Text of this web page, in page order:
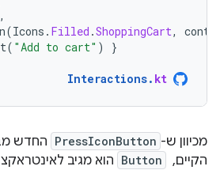
(Icons . Filled .ShoppingCart,
( "Add to cart" )
}
Interactions. kt
מכיוון ש- PressIconButton
הקיים, ‏
Button הוא מגיב